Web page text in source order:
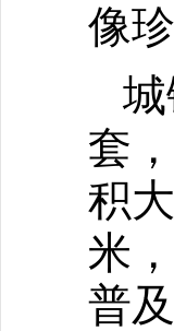
像
套
积
米
普